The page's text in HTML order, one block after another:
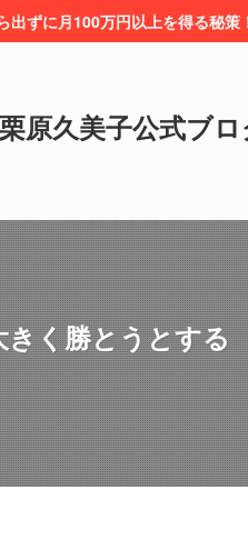
出ずに月100万円以上を得る秘策
原久美子公式ブ
く勝とうとする